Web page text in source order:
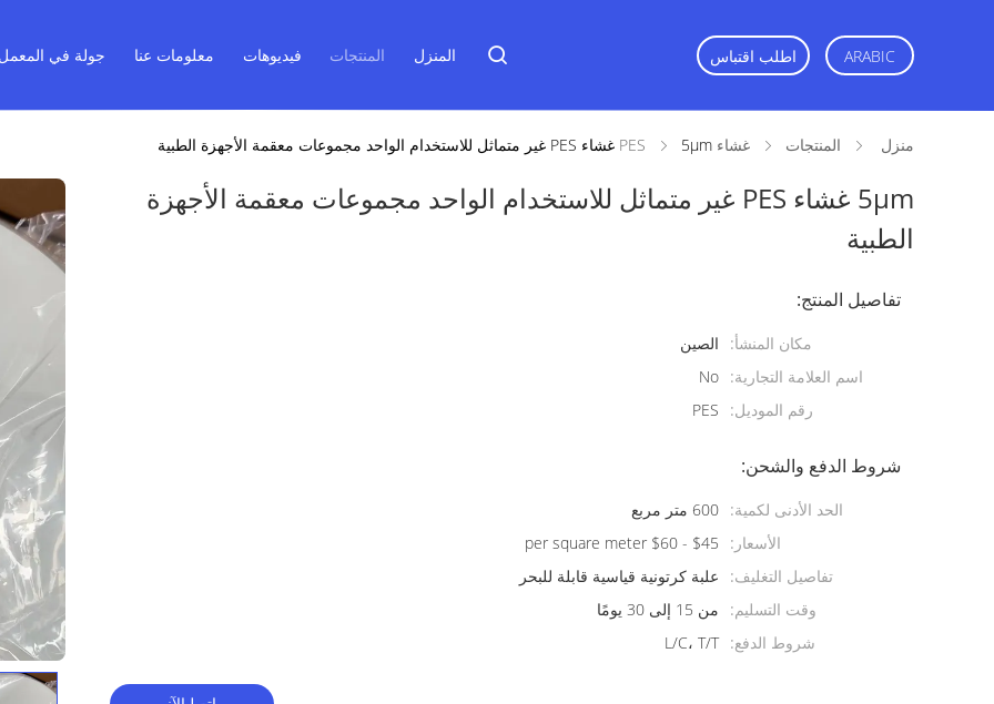
المنزل المنتجات فيديوهات معلومات عنا جولة في اطلب اقتباس ARABIC
منزل المنتجات غشاء PES 5μm غشاء PES غير متماثل للاستخدام الواحد مجموعات معقمة الأجهزة الطبية
5μm غشاء PES غير متماثل للاستخدام الواحد مجموعات معقمة الأجهزة
الطبية
تفاصيل المنتج:
مكان المنشأ:
الصين
اسم العلامة التجارية: No
رقم الموديل:
PES
شروط الدفع والشحن:
الحد الأدنى لكمية: 600 متر مربع
الأسعار:
$45 - $60 per square meter
تفاصيل التغليف:
علبة كرتونية قياسية قابلة للبحر
وقت التسليم:
من 15 إلى 30 يومًا
شروط الدفع: L/C، T/T